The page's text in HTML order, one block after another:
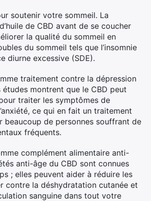
soutenir votre sommeil. La
de CBD avant de se coucher
la qualité du sommeil en
du sommeil tels que l’insomnie
diurne excessive (SDE).
traitement contre la dépression
études montrent que le CBD peut
traiter les symptômes de
ce qui en fait un traitement
beaucoup de personnes souffrant de
fréquents.
complément alimentaire anti-
anti-âge du CBD sont connues
; elles peuvent aider à réduire les
contre la déshydratation cutanée et
sanguine dans tout votre